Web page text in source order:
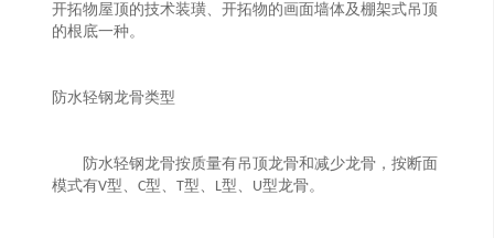
开拓物屋顶的技术装璜、开拓物的画面墙体及棚架式吊顶
的根底一种。
防水轻钢龙骨类型
防水轻钢龙骨按质量有吊顶龙骨和减少龙骨，按断面
模式有V型、C型、T型、 L型、 U型龙骨。